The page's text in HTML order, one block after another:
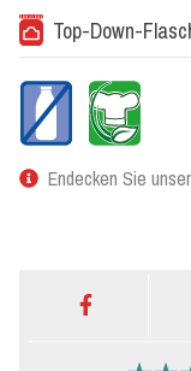
Top-Down-
Endecken Sie